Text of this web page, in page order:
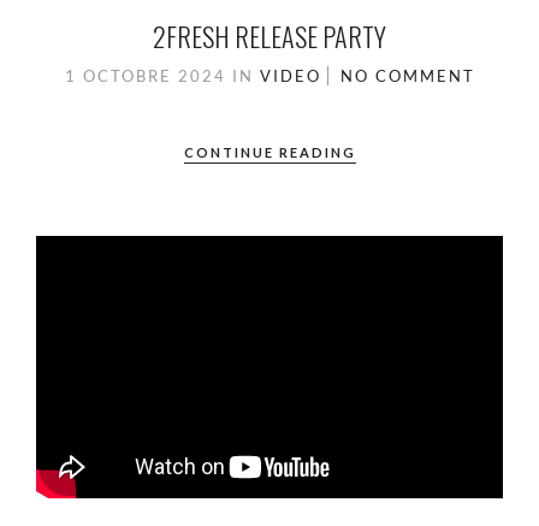
2FRESH RELEASE PARTY
1 OCTOBRE 2024 IN VIDEO NO COMMENT
CONTINUE READING